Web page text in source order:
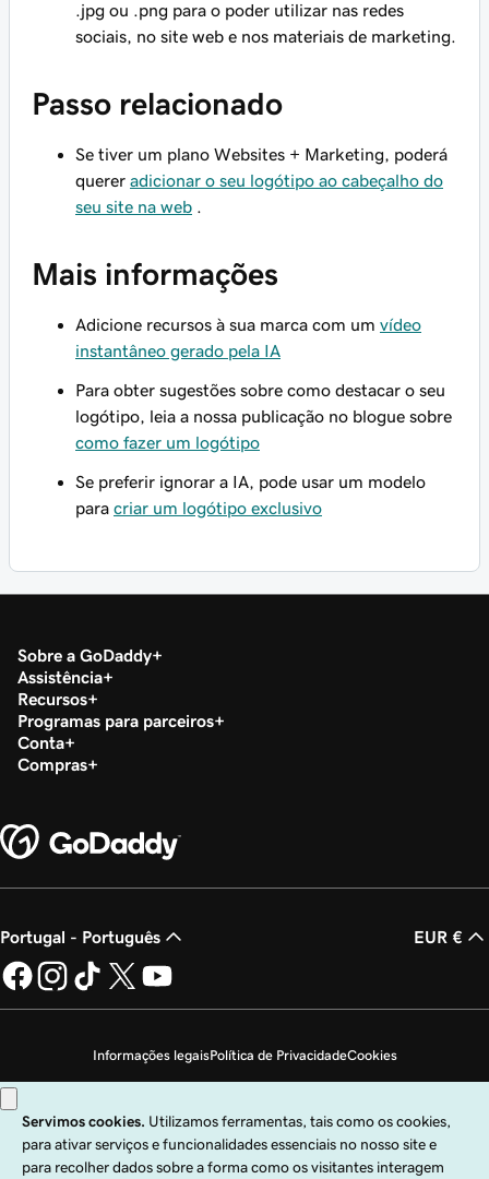
.jpg ou .png para o poder utilizar nas redes
sociais, no site web e nos materiais de marketing.
Passo relacionado
Se tiver um plano Websites + Marketing, poderá
querer adicionar o seu logótipo ao cabeçalho do
seu site na web
Mais informações
Adicione recursos à sua marca com um vídeo
instantâneo gerado pela IA
Para obter sugestões sobre como destacar o seu
logótipo, leia a nossa publicação no blogue sobre
como fazer um logótipo
Se preferir ignorar a IA, pode usar um modelo
para criar um logótipo exclusivo
Sobre a GoDaddy
Assistência
Recursos
Programas para parceiros
Conta
Compras
Portugal - Português EUR €
Informações legaisPolítica de PrivacidadeCookies
Copyright © 1999 – 2026 GoDaddy Operating Company, LLC. Todos os direitos
reservados. A marca nominativa GoDaddy é uma marca comercial registada da